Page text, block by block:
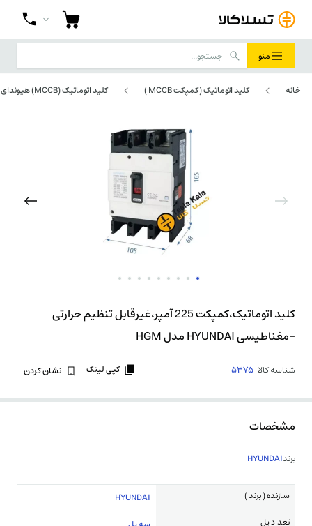
منو
خانه کلید اتوماتیک (کمپکت MCCB ) کلید اتوماتیک (MCCB) هیوندای HYUNDAI
کلید اتوماتیک،کمپکت 225 آمپر،غیرقابل تنظیم حرارتی
-مغناطیسی HYUNDAI مدل HGM
شناسه کالا 5375 کپی لینک نشان کردن
مشخصات
برندHYUNDAI
سازنده ( برند )
HYUNDAI
تعداد پل